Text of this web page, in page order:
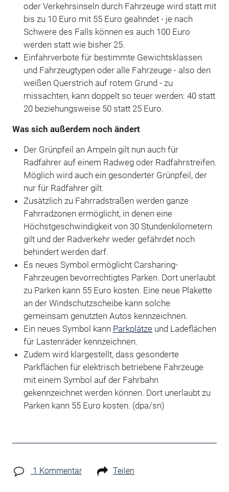
oder Verkehrsinseln durch Fahrzeuge wird statt mit
bis zu 10 Euro mit 55 Euro geahndet - je nach
Schwere des Falls können es auch 100 Euro
werden statt wie bisher 25.
Einfahrverbote für bestimmte Gewichtsklassen
und Fahrzeugtypen oder alle Fahrzeuge - also den
weißen Querstrich auf rotem Grund - zu
missachten, kann doppelt so teuer werden: 40 statt
20 beziehungsweise 50 statt 25 Euro.
Was sich außerdem noch ändert
Der Grünpfeil an Ampeln gilt nun auch für
Radfahrer auf einem Radweg oder Radfahrstreifen.
Möglich wird auch ein gesonderter Grünpfeil, der
nur für Radfahrer gilt.
Zusätzlich zu Fahrradstraßen werden ganze
Fahrradzonen ermöglicht, in denen eine
Höchstgeschwindigkeit von 30 Stundenkilometern
gilt und der Radverkehr weder gefährdet noch
behindert werden darf.
Es neues Symbol ermöglicht Carsharing-
Fahrzeugen bevorrechtigtes Parken. Dort unerlaubt
zu Parken kann 55 Euro kosten. Eine neue Plakette
an der Windschutzscheibe kann solche
gemeinsam genutzten Autos kennzeichnen.
Ein neues Symbol kann Parkplätzeund Ladeflächen
für Lastenräder kennzeichnen.
Zudem wird klargestellt, dass gesonderte
Parkflächen für elektrisch betriebene Fahrzeuge
mit einem Symbol auf der Fahrbahn
gekennzeichnet werden können. Dort unerlaubt zu
Parken kann 55 Euro kosten. (dpa/sn)
1 Kommentar Teilen